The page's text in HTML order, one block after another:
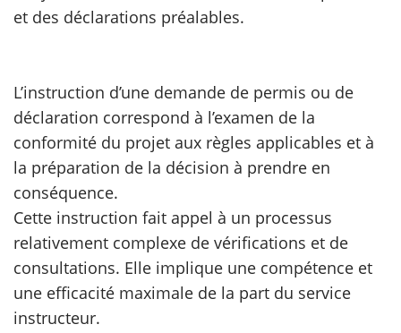
et des déclarations préalables.
L’instruction d’une demande de permis ou de
déclaration correspond à l’examen de la
conformité du projet aux règles applicables et à
la préparation de la décision à prendre en
conséquence.
Cette instruction fait appel à un processus
relativement complexe de vérifications et de
consultations. Elle implique une compétence et
une efficacité maximale de la part du service
instructeur.